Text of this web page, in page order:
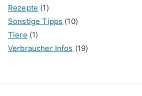
Rezepte (1)
Sonstige Tipps (10)
Tiere (1)
Verbraucher Infos (19)